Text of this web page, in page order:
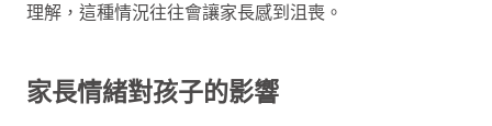
理解，這種情況往往會讓家長感到沮喪。
家長情緒對孩子的影響